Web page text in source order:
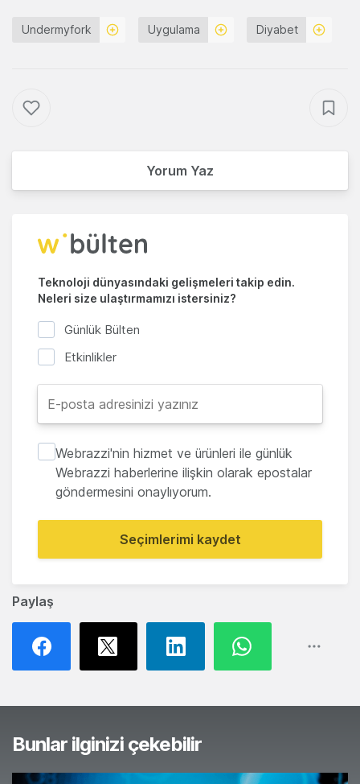
Paylaş
Undermyfork Uygulama Diyabet
Yorum Yaz
Teknoloji dünyasındaki gelişmeleri takip edin.
Neleri size ulaştırmamızı istersiniz?
Günlük Bülten
Etkinlikler
Webrazzi'nin hizmet ve ürünleri ile günlük
Webrazzi haberlerine ilişkin olarak epostalar
göndermesini onaylıyorum.
Seçimlerimi kaydet
Bunlar ilginizi çekebilir